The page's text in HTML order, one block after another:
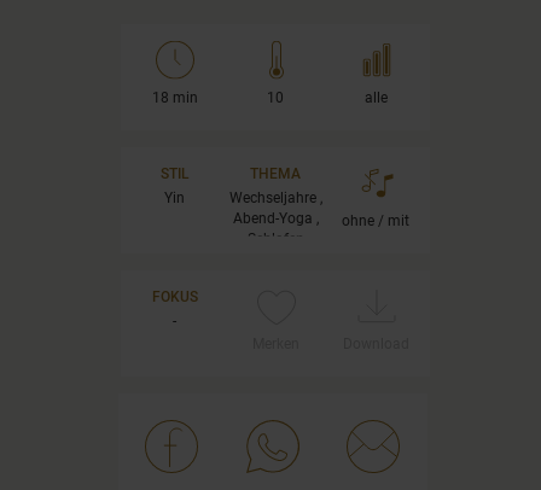
18 min 10 alle
STIL
Yin
THEMA
Wechseljahre ,
Abend-Yoga ,
Schlafen
ohne / mit
FOKUS
-